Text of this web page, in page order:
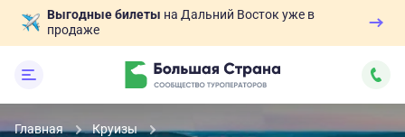
Выгодные билеты на Дальний Восток уже в
продаже
Главная
Круизы